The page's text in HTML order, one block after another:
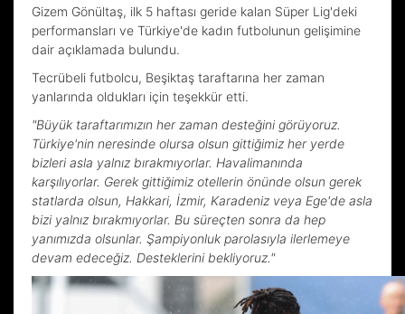
Gizem Gönültaş, ilk 5 haftası geride kalan Süper Lig'deki
performansları ve Türkiye'de kadın futbolunun gelişimine
dair açıklamada bulundu.
Tecrübeli futbolcu, Beşiktaş taraftarına her zaman
yanlarında oldukları için teşekkür etti.
"Büyük taraftarımızın her zaman desteğini görüyoruz.
Türkiye'nin neresinde olursa olsun gittiğimiz her yerde
bizleri asla yalnız bırakmıyorlar. Havalimanında
karşılıyorlar. Gerek gittiğimiz otellerin önünde olsun gerek
statlarda olsun, Hakkari, İzmir, Karadeniz veya Ege'de asla
bizi yalnız bırakmıyorlar. Bu süreçten sonra da hep
yanımızda olsunlar. Şampiyonluk parolasıyla ilerlemeye
devam edeceğiz. Desteklerini bekliyoruz."